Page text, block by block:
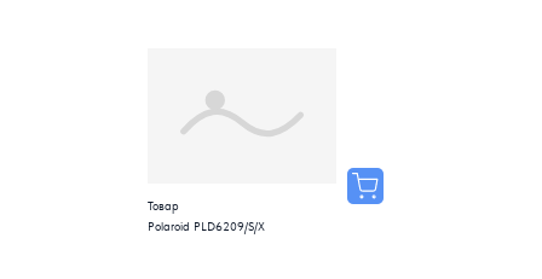
Товар
Polaroid PLD6209/S/X